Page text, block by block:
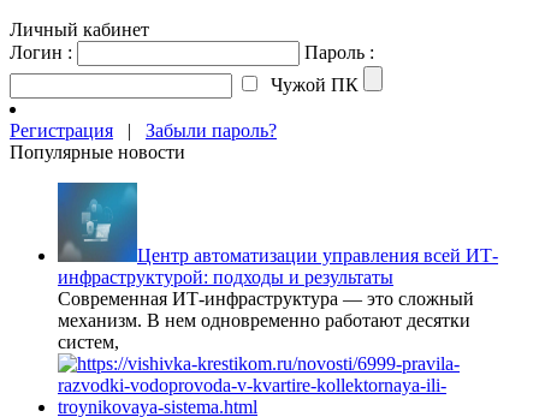
Личный кабинет
Логин :
Пароль :
Чужой ПК
Регистрация | Забыли пароль?
Популярные новости
Центр автоматизации управления всей ИТ-
инфраструктурой: подходы и результаты
Современная ИТ-инфраструктура — это сложный
механизм. В нем одновременно работают десятки
систем,